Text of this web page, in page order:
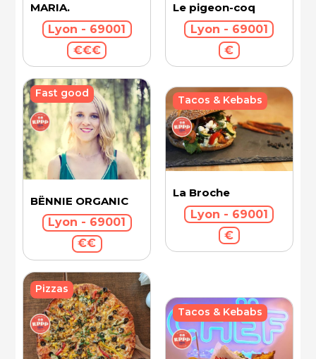
MARIA.
Lyon - 69001
€€€
Le pigeon-coq
Lyon - 69001
€
BËNNIE ORGANIC
Lyon - 69001
€€
Fast good
La Broche
Lyon - 69001
€
Tacos & Kebabs
Pizzas
Tacos & Kebabs